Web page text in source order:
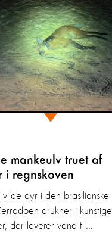
mankeulv truet af
regnskoven
vilde dyr i den brasilianske
drukner i kunstige
der leverer vand til...